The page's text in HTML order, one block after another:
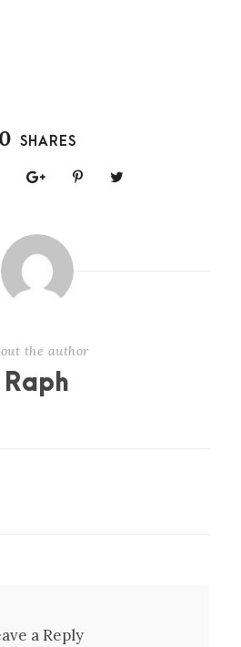
0 SHARES
the author
Raph
a Reply